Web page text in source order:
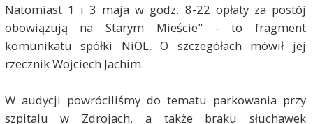
Natomiast 1 i 3 maja w godz. 8-22 opłaty za postój
obowiązują na Starym Mieście" - to fragment
komunikatu spółki NiOL. O szczegółach mówił jej
rzecznik Wojciech Jachim.
W audycji powróciliśmy do tematu parkowania przy
szpitalu w Zdrojach, a także braku słuchawek